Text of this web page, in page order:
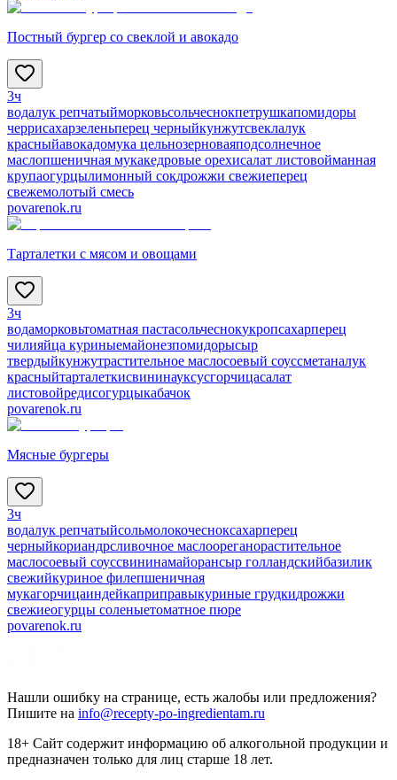
Постный бургер со свеклой и авокадо
3ч
водалук репчатыйморковьсольчеснокпетрушкапомидоры
черрисахарзеленьперец черныйкунжутсвеклалук
красныйавокадомука цельнозерноваяподсолнечное
маслопшеничная мукакедровые орехисалат листовойманная
крупаогурцылимонный сокдрожжи свежиеперец
свежемолотый смесь
povarenok.ru
Тарталетки с мясом и овощами
3ч
водаморковьтоматная пастасольчеснокукропсахарперец
чилияйца куриныемайонезпомидорысыр
твердыйкунжутрастительное маслосоевый соуссметаналук
красныйтарталеткисвининауксусгорчицасалат
листовойредисогурцыкабачок
povarenok.ru
Мясные бургеры
3ч
водалук репчатыйсольмолокочесноксахарперец
черныйкориандрсливочное маслоореганорастительное
маслосоевый соуссвининамайорансыр голландскийбазилик
свежийкуриное филепшеничная
мукагорчицаиндейкаприправыкуриные грудкидрожжи
свежиеогурцы соленыетоматное пюре
povarenok.ru
Нашли ошибку на странице, есть жалобы или предложения?
Пишите на info@recepty-po-ingredientam.ru
18+ Сайт содержит информацию об алкогольной продукции и
предназначен только для лиц старше 18 лет.